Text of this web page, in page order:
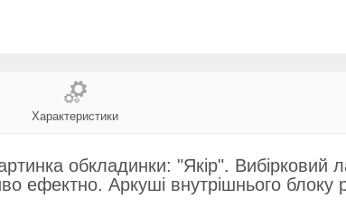
Характеристики
обкладинки: "Якір". Вибірковий
ефектно. Аркуші внутрішнього блоку